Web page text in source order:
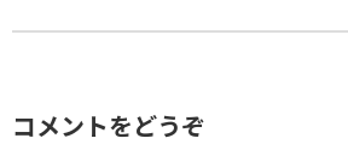
コメントをどうぞ